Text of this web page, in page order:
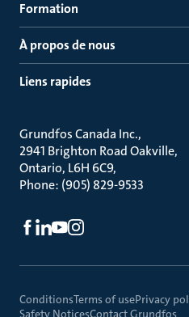
Formation
À propos de nous
Liens rapides
Grundfos Canada Inc.
2941 Brighton Road Oakville
Ontario, L6H 6C9
Phone: (905) 829-9533
ConditionsTerms of usePrivacy
Safety NoticesContact Grundfos